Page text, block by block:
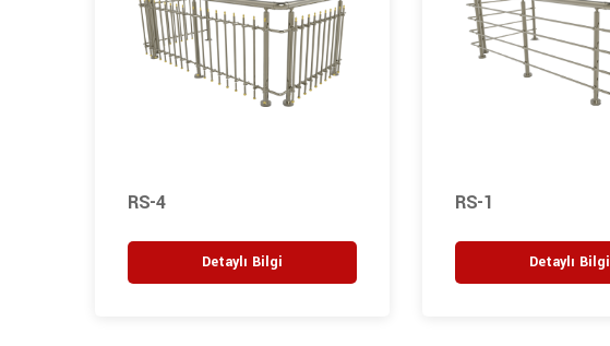
RS-4
Detaylı Bilgi
RS-1
Detaylı Bilgi